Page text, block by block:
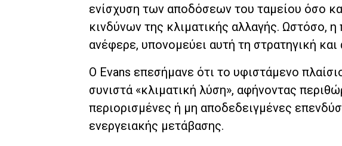
ενίσχυση των αποδόσεων του ταμείου όσο
κινδύνων της κλιματικής αλλαγής.
ανέφερε, υπονομεύει αυτή τη στρατηγική
Ο Evans επεσήμανε ότι το υφιστάμενο
συνιστά «κλιματική λύση», αφήνοντας
περιορισμένες ή μη αποδεδειγμένες
ενεργειακής μετάβασης.